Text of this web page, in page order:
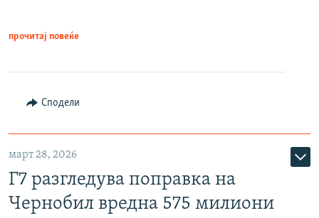
прочитај повеќе
Сподели
март 28, 2026
Г7 разгледува поправка на
Чернобил вредна 575 милиони